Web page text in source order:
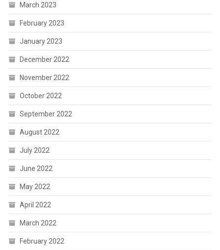
March 2023
February 2023
January 2023
December 2022
November 2022
October 2022
September 2022
August 2022
July 2022
June 2022
May 2022
April 2022
March 2022
February 2022